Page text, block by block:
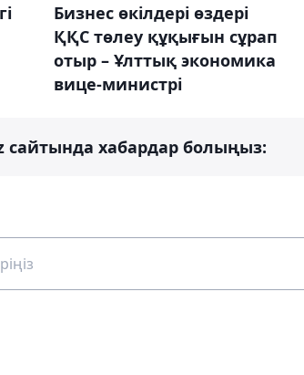
Бизнес өкілдері өздері
ҚҚС төлеу құқығын сұрап
отыр – Ұлттық экономика
вице-министрі
хабардар болыңыз: